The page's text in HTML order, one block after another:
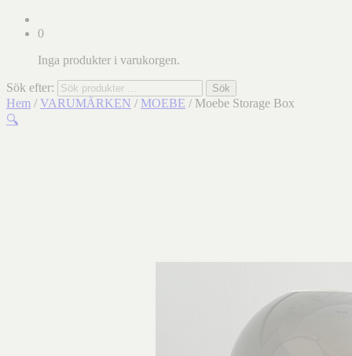
0
Inga produkter i varukorgen.
Sök efter: Sök
Hem / VARUMÄRKEN / MOEBE / Moebe Storage Box
🔍